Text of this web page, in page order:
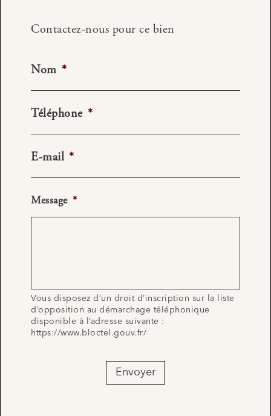
Contactez-nous pour ce bien
Nom *
Téléphone *
E-mail *
Message *
Vous disposez d’un droit d’inscription sur la liste
d’opposition au démarchage téléphonique
disponible à l’adresse suivante :
https://www.bloctel.gouv.fr/
Envoyer